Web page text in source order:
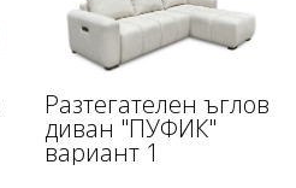
Разтегателен ъглов
диван "ПУФИК"
вариант 1